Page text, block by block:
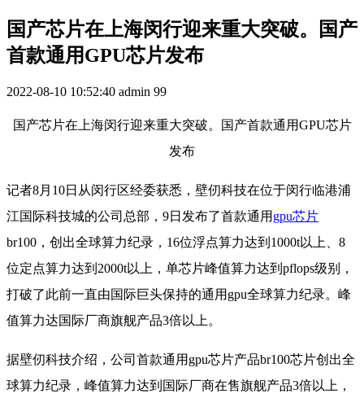
国产芯片在上海闵行迎来重大突破。国产
首款通用GPU芯片发布
2022-08-10 10:52:40 admin 99
国产芯片在上海闵行迎来重大突破。国产首款通用GPU芯片
发布
记者8月10日从闵行区经委获悉，壁仞科技在位于闵行临港浦
江国际科技城的公司总部，9日发布了首款通用 gpu芯片
br100，创出全球算力纪录，16位浮点算力达到1000t以上、8
位定点算力达到2000t以上，单芯片峰值算力达到pflops级别，
打破了此前一直由国际巨头保持的通用gpu全球算力纪录。峰
值算力达国际厂商旗舰产品3倍以上。
据壁仞科技介绍，公司首款通用gpu芯片产品br100芯片创出全
球算力纪录，峰值算力达到国际厂商在售旗舰产品3倍以上，